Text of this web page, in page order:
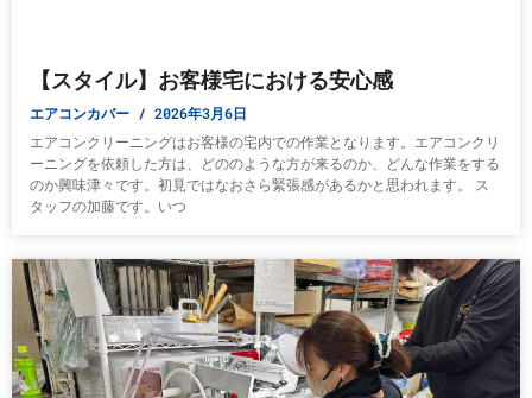
【スタイル】お客様宅における安心感
エアコンカバー 2026年3月6日
エアコンクリーニングはお客様の宅内での作業となります。エアコンクリ
ーニングを依頼した方は、どののような方が来るのか、どんな作業をする
のか興味津々です。初見ではなおさら緊張感があるかと思われます。 ス
タッフの加藤です。いつ